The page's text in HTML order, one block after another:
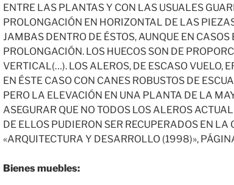
ENTRE LAS PLANTAS Y CON LAS USUALES
PROLONGACIÓN EN HORIZONTAL DE LAS
JAMBAS DENTRO DE ÉSTOS, AUNQUE EN
PROLONGACIÓN. LOS HUECOS SON DE
VERTICAL(…). LOS ALEROS, DE ESCASO VUELO,
EN ÉSTE CASO CON CANES ROBUSTOS DE
PERO LA ELEVACIÓN EN UNA PLANTA DE LA
ASEGURAR QUE NO TODOS LOS ALEROS
DE ELLOS PUDIERON SER RECUPERADOS EN
«ARQUITECTURA Y DESARROLLO (1998)»,
Bienes muebles: